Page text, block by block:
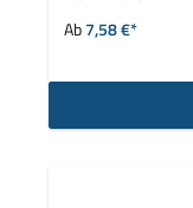
Ab7,58 €*